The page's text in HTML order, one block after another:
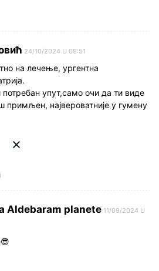
24/10/2024 U 09:51
на лечење, ургентна
потребан упут,само очи да ти виде
примљен, највероватније у гумену
Aldebaram planete 11/09/2024 U